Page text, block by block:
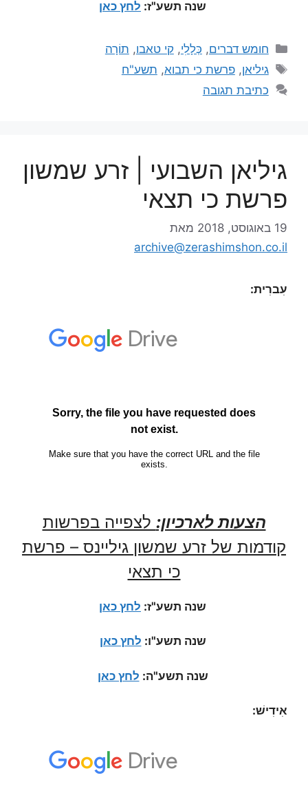
שנה תשע"ז: לחץ כאן
חומש דברים, כְּלָלִי, קי טאבו, תוֹרָה
גיליאן,פרשת כי תבוא, תשע"ח
כתיבת תגובה
גיליאן השבועי | זרע שמשון
פרשת כי תצאי
19 באוגוסט, 2018
מאת
archive@zerashimshon.co.il
עִברִית:
הצעות לארכיון: לצפייה בפרשות
קודמות של זרע שמשון גיליינס – פרשת
כי תצאי
שנה תשע"ז: לחץ כאן
שנה תשע"ו: לחץ כאן
שנה תשע"ה: לחץ כאן
אִידִישׁ: